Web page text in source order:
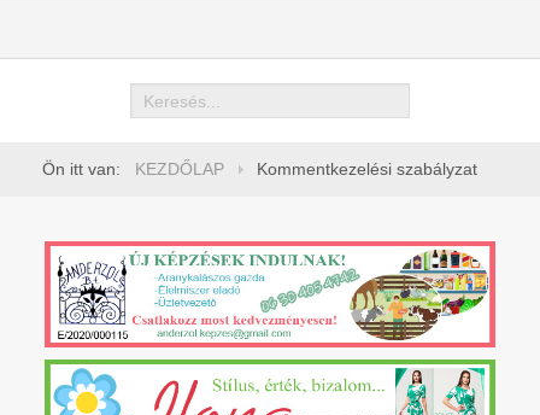
Keresés
Ön itt van: KEZDŐLAP Kommentkezelési szabályzat